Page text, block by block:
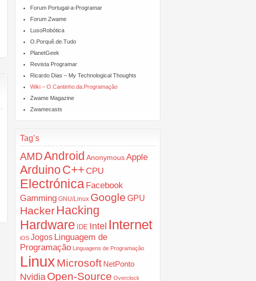
Forum Portugal-a-Programar
Forum Zwame
LusoRobótica
O.Porquê.de.Tudo
PlanetGeek
Revista Programar
Ricardo Dias – My Technological Thoughts
Wiki – O.Cantinho.da.Programação
Zwame Magazine
Zwamecasts
Tag’s
AMDAndroid AnonymousApple
ArduinoC++ CPU
Electrónica Facebook
Gamming GNU/Linux Google GPU
Hacker Hacking
Hardware IDE Intel Internet
iOS Jogos Linguagem de
Programação Linguagens de Programação
Linux Microsoft NetPonto
Nvidia Open-Source Overclock